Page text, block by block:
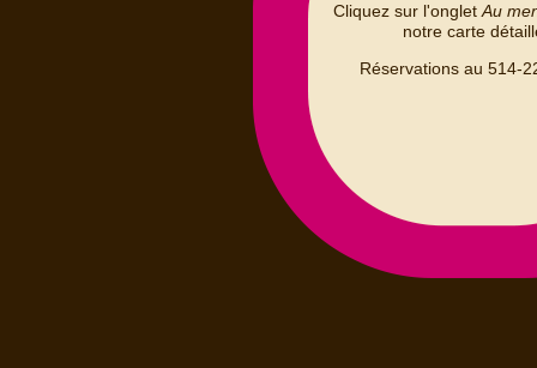
Cliquez sur l'onglet Au
notre carte
Réservations au 514-